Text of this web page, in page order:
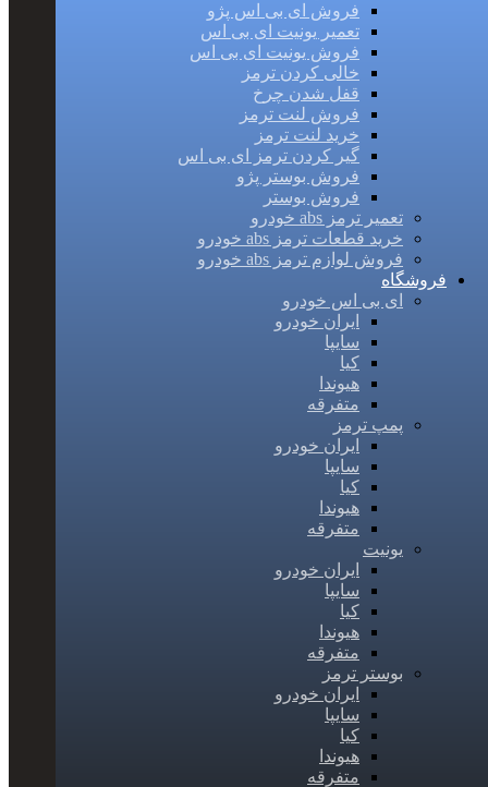
فروش ای بی اس پژو
تعمیر یونیت ای بی اس
فروش یونیت ای بی اس
خالی کردن ترمز
قفل شدن چرخ
فروش لنت ترمز
خرید لنت ترمز
گیر کردن ترمز ای بی اس
فروش بوستر پژو
فروش بوستر
تعمیر ترمز abs خودرو
خرید قطعات ترمز abs خودرو
فروش لوازم ترمز abs خودرو
فروشگاه
ای بی اس خودرو
ایران خودرو
سایپا
کیا
هیوندا
متفرقه
پمپ ترمز
ایران خودرو
سایپا
کیا
هیوندا
متفرقه
یونیت
ایران خودرو
سایپا
کیا
هیوندا
متفرقه
بوستر ترمز
ایران خودرو
سایپا
کیا
هیوندا
متفرقه